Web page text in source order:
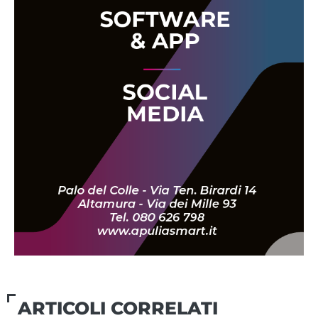
ARTICOLI CORRELATI